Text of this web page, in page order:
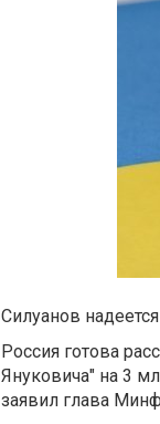
Силуанов
Россия готова
Януковича" на 3
заявил глава